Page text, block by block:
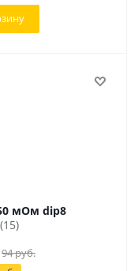
AP9971GD nМОП 60В/5А 50 мОм dip8
94руб.